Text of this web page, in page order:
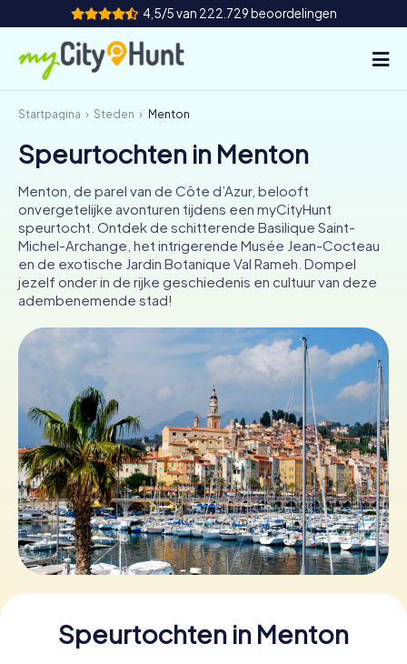
4,5/5 van 222.729 beoordelingen
Hoe het werkt
Steden
Tours
Teamevenement
Tickets
INT AT CH
DE
ES
UK
Boek tickets
Koop cadeaubonnen
Startpagina Steden Menton
Speurtochten in Menton
Menton, de parel van de Côte d’Azur, belooft
onvergetelijke avonturen tijdens een myCityHunt
speurtocht. Ontdek de schitterende Basilique Saint-
Michel-Archange, het intrigerende Musée Jean-Cocteau
en de exotische Jardin Botanique Val Rameh. Dompel
jezelf onder in de rijke geschiedenis en cultuur van deze
adembenemende stad!
Speurtochten in Menton